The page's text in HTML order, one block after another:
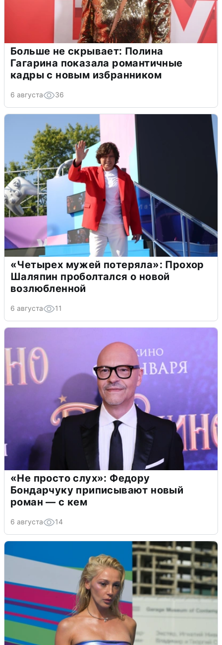
Больше не скрывает: Полина
Гагарина показала романтичные
кадры с новым избранником
6 августа 36
«Четырех мужей потеряла»: Прохор
Шаляпин проболтался о новой
возлюбленной
6 августа 11
«Не просто слух»: Федору
Бондарчуку приписывают новый
роман — с кем
6 августа 14